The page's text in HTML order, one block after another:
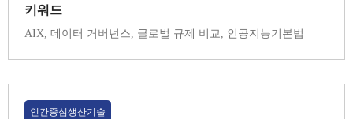
키워드
AIX, 데이터 거버넌스, 글로벌 규제 비교, 인공지능기본법
인간중심생산기술